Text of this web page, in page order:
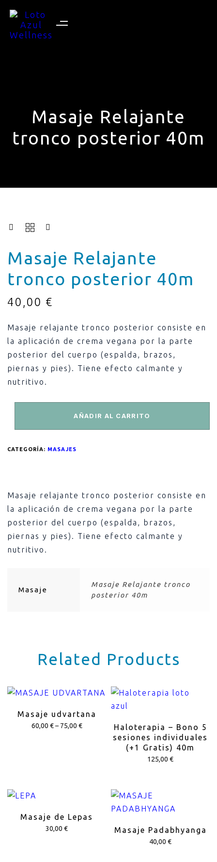
Masaje Relajante
tronco posterior 40m
Masaje Relajante
tronco posterior 40m
40,00 €
Masaje relajante tronco posterior consiste en
la aplicación de crema vegana por la parte
posterior del cuerpo (espalda, brazos,
piernas y pies). Tiene efecto calmante y
nutritivo.
AÑADIR AL CARRITO
CATEGORÍA: MASAJES
Masaje relajante tronco posterior consiste en
la aplicación de crema vegana por la parte
posterior del cuerpo (espalda, brazos,
piernas y pies). Tiene efecto calmante y
nutritivo.
Masaje
Masaje Relajante tronco
posterior 40m
Related Products
Masaje udvartana
60,00 €– 75,00 €
Haloterapia – Bono 5
sesiones individuales
(+1 Gratis) 40m
125,00 €
Masaje de Lepas
30,00 € Masaje Padabhyanga
40,00 €